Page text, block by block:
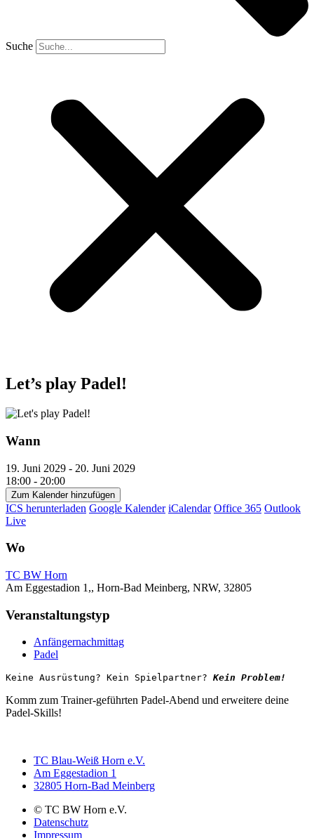
Suche
Let’s play Padel!
Wann
19. Juni 2029 - 20. Juni 2029
18:00 - 20:00
Zum Kalender hinzufügen
ICS herunterladen Google Kalender iCalendar Office 365 Outlook
Live
Wo
TC BW Horn
Am Eggestadion 1,, Horn-Bad Meinberg, NRW, 32805
Veranstaltungstyp
Anfängernachmittag
Padel
Keine Ausrüstung? Kein Spielpartner? Kein Problem!
Komm zum Trainer-geführten Padel-Abend und erweitere deine
Padel-Skills!
TC Blau-Weiß Horn e.V.
Am Eggestadion 1
32805 Horn-Bad Meinberg
© TC BW Horn e.V.
Datenschutz
Impressum